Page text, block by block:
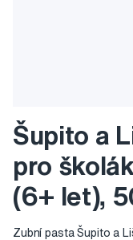
Šupito a
pro
(6+ let),
Zubní pasta Šupito a